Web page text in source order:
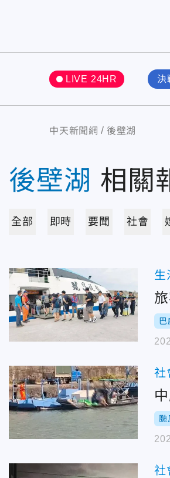
LIVE 24HR 決
中天新聞網 後壁湖
後壁湖 相關
全部 即時 要聞 社會
生
巴
社
颱
社